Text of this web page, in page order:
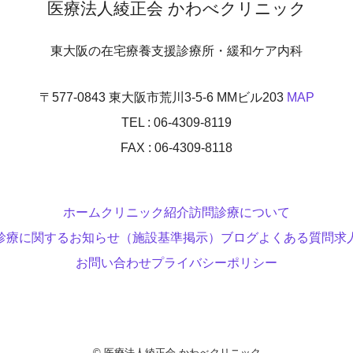
医療法人綾正会 かわべクリニック
東大阪の在宅療養支援診療所・緩和ケア内科
〒577-0843 東大阪市荒川3-5-6 MMビル203 MAP
TEL : 06-4309-8119
FAX : 06-4309-8118
ホーム クリニック紹介訪問診療について
療に関するお知らせ（施設基準掲示） ブログよくある質問求
お問い合わせプライバシーポリシー